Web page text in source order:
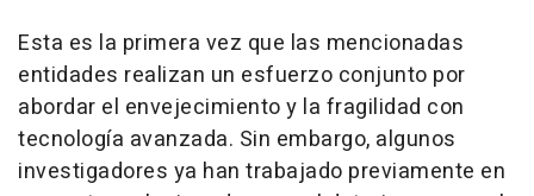
Esta es la primera vez que las mencionadas
entidades realizan un esfuerzo conjunto por
abordar el envejecimiento y la fragilidad con
tecnología avanzada. Sin embargo, algunos
investigadores ya han trabajado previamente en